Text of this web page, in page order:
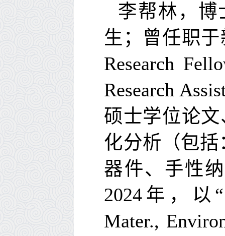
李帮林，博
生；曾任职
Research
Research
硕士学位论
化分析（包
器件、手性
2024 年，以 “
Mater.,